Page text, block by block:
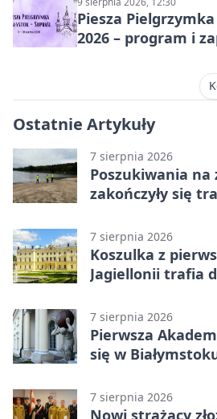
Piesza
2026 – program i
Ostatnie Artykuły
7 sierpnia 2026
Poszukiwania na
zakończyły się
7 sierpnia 2026
Koszulka z
Jagiellonii trafia
7 sierpnia 2026
Pierwsza
się w
7 sierpnia 2026
Nowi strażacy